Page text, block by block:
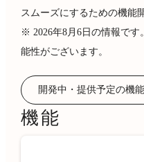
スムーズにするための機能
※ 2026年8月6日の情報で
能性がございます。
開発中・提供予定の機
機能